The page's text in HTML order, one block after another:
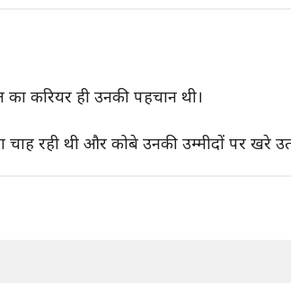
करियर ही उनकी पहचान थी।
रही थी और कोबे उनकी उम्मीदों पर खरे